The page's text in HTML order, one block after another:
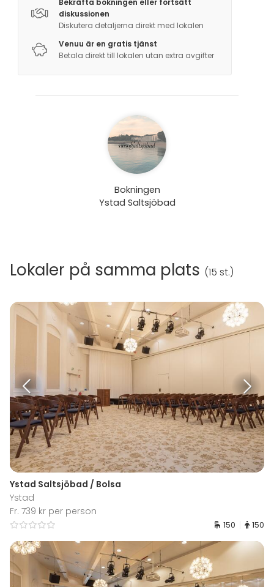
diskussionen
Diskutera detaljerna direkt med lokalen
Venuu är en gratis tjänst
Betala direkt till lokalen utan extra avgifter
Bokningen
Ystad Saltsjöbad
Lokaler på samma plats (15 st.)
Ystad Saltsjöbad / Bolsa
Ystad
Fr. 739 kr per person
150 150